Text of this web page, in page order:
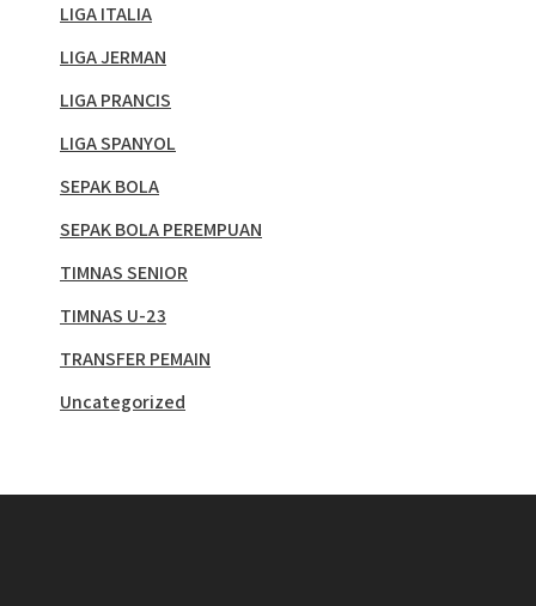
LIGA ITALIA
LIGA JERMAN
LIGA PRANCIS
LIGA SPANYOL
SEPAK BOLA
SEPAK BOLA PEREMPUAN
TIMNAS SENIOR
TIMNAS U-23
TRANSFER PEMAIN
Uncategorized